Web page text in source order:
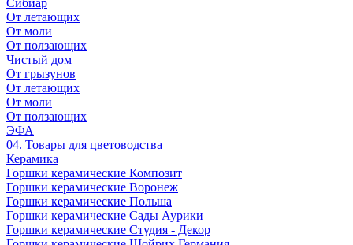
Сибиар
От летающих
От моли
От ползающих
Чистый дом
От грызунов
От летающих
От моли
От ползающих
ЭФА
04. Товары для цветоводства
Керамика
Горшки керамические Композит
Горшки керамические Воронеж
Горшки керамические Польша
Горшки керамические Сады Аурики
Горшки керамические Студия - Декор